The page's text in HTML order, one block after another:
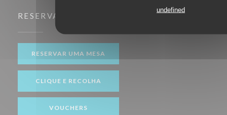
undefined
RESERVA
RESERVAR UMA MESA
CLIQUE E RECOLHA
VOUCHERS